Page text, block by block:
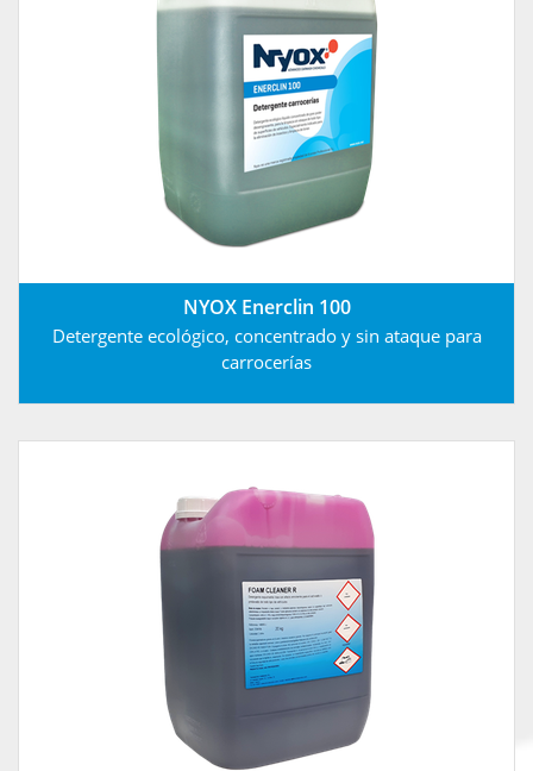
NYOX Enerclin 100
Detergente ecológico, concentrado y sin ataque para
carrocerías